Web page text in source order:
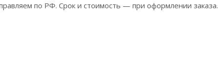
по РФ. Срок и стоимость — при оформлении заказа.